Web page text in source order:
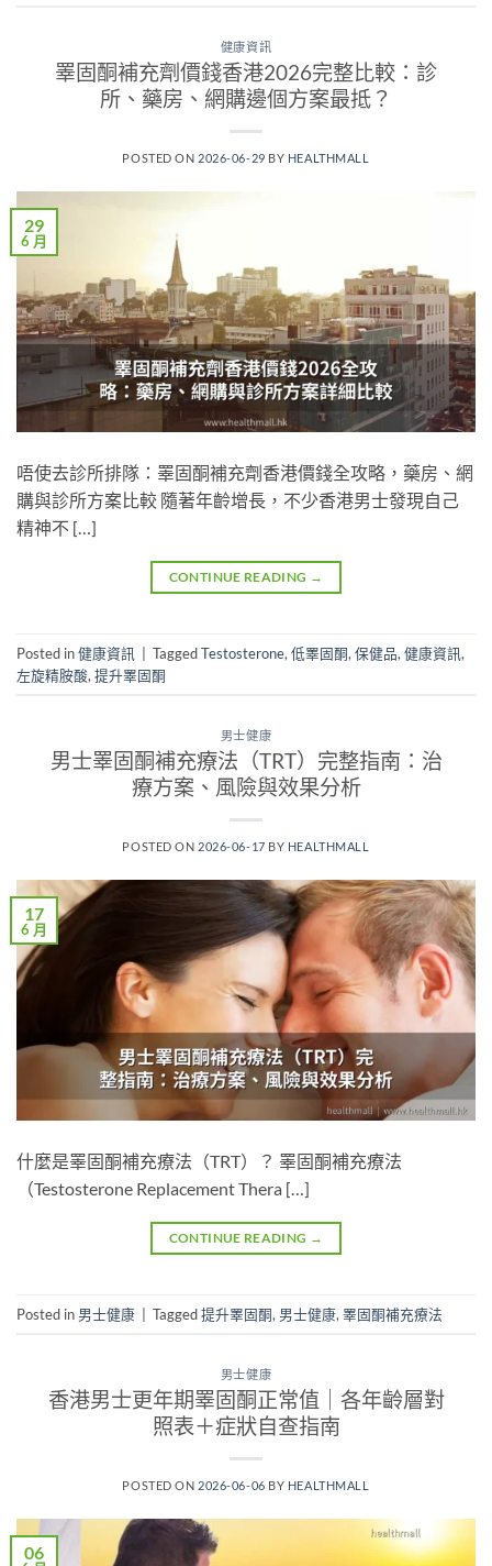
健康資訊
睪固酮補充劑價錢香港2026完整比較：診
所、藥房、網購邊個方案最抵？
POSTED ON 2026-06-29 BY HEALTHMALL
29
6 月
唔使去診所排隊：睪固酮補充劑香港價錢全攻略，藥房、網
購與診所方案比較 隨著年齡增長，不少香港男士發現自己
精神不 […]
CONTINUE READING →
Posted in健康資訊 | TaggedTestosterone, 低睪固酮, 保健品, 健康資訊,
左旋精胺酸, 提升睪固酮
男士健康
男士睪固酮補充療法（TRT）完整指南：治
療方案、風險與效果分析
POSTED ON 2026-06-17 BY HEALTHMALL
17
6 月
什麼是睪固酮補充療法（TRT）？ 睪固酮補充療法
（Testosterone Replacement Thera […]
CONTINUE READING →
Posted in 男士健康 Tagged提升睪固酮, 男士健康, 睪固酮補充療法
男士健康
香港男士更年期睪固酮正常值｜各年齡層對
照表＋症狀自查指南
POSTED ON 2026-06-06 BY HEALTHMALL
06